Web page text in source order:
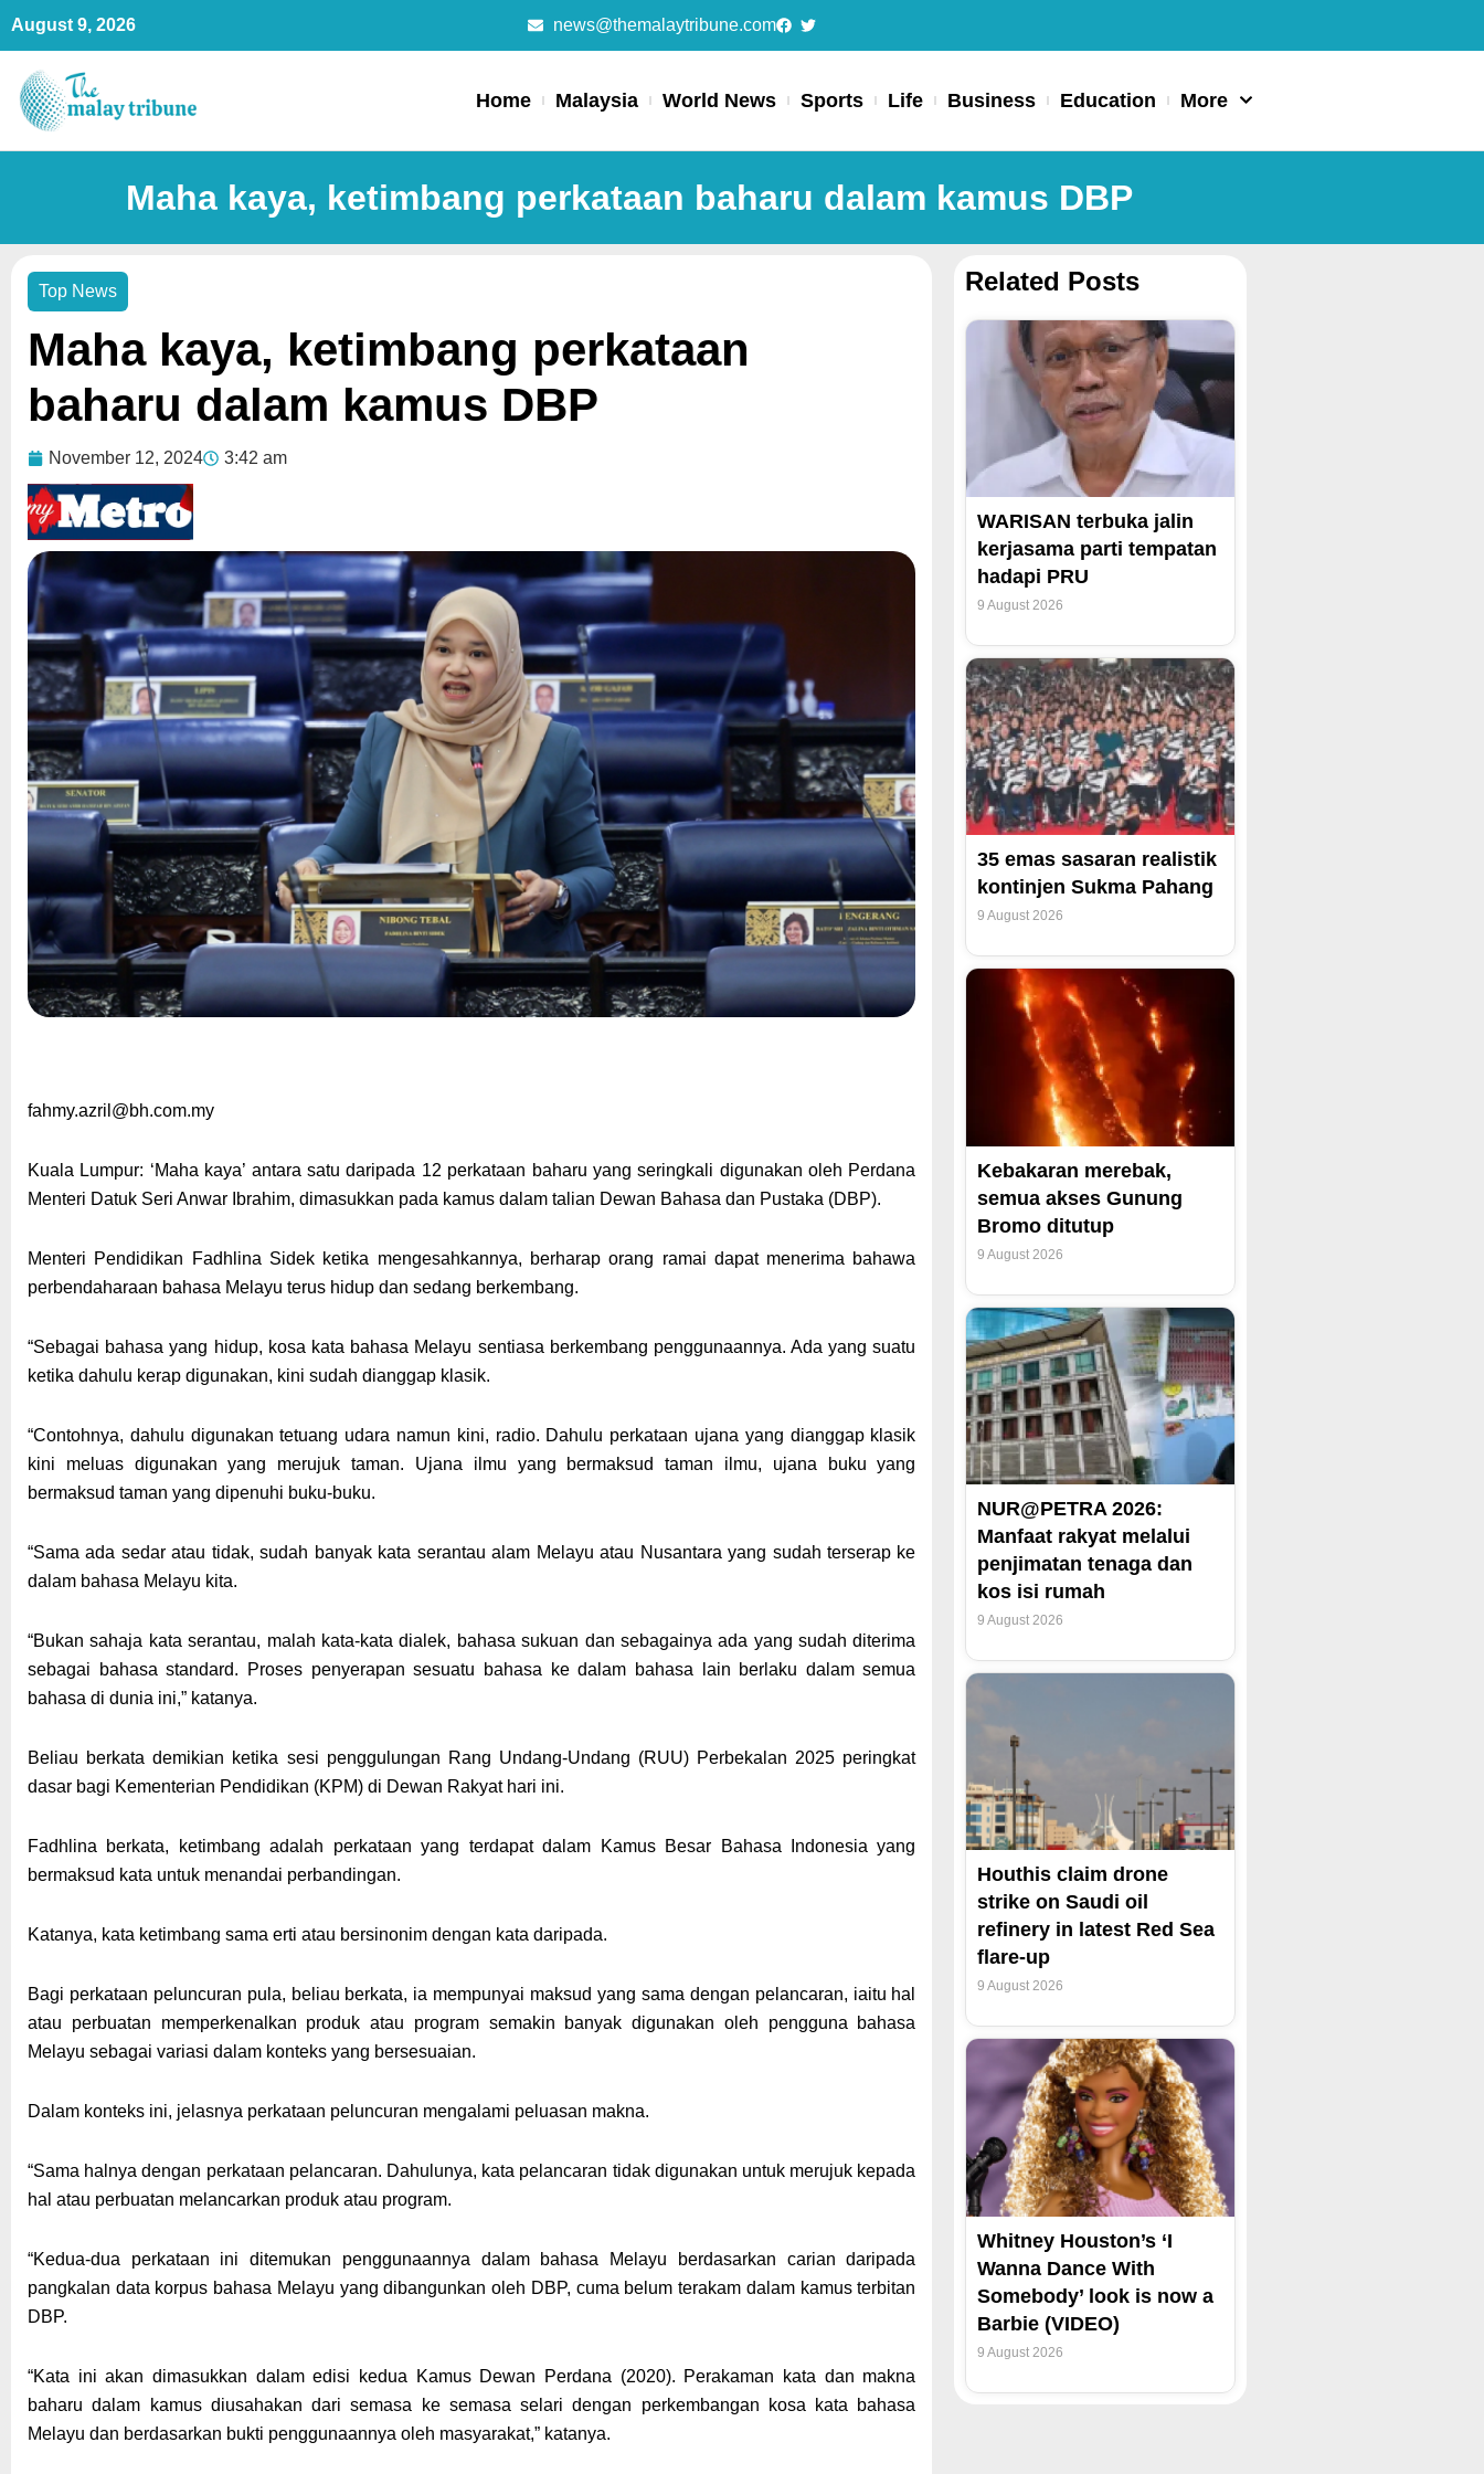
Skip
content
August 9, 2026 news@themalaytribune.com
Home Malaysia World News Sports Life Business Education More
Maha kaya, ketimbang perkataan baharu dalam kamus DBP
Top News
Maha kaya, ketimbang perkataan
baharu dalam kamus DBP
November 12, 2024 3:42 am
fahmy.azril@bh.com.my
Kuala Lumpur: ‘Maha kaya’ antara satu daripada 12 perkataan baharu yang seringkali digunakan oleh Perdana
Menteri Datuk Seri Anwar Ibrahim, dimasukkan pada kamus dalam talian Dewan Bahasa dan Pustaka (DBP).
Menteri Pendidikan Fadhlina Sidek ketika mengesahkannya, berharap orang ramai dapat menerima bahawa
perbendaharaan bahasa Melayu terus hidup dan sedang berkembang.
“Sebagai bahasa yang hidup, kosa kata bahasa Melayu sentiasa berkembang penggunaannya. Ada yang suatu
ketika dahulu kerap digunakan, kini sudah dianggap klasik.
“Contohnya, dahulu digunakan tetuang udara namun kini, radio. Dahulu perkataan ujana yang dianggap klasik
kini meluas digunakan yang merujuk taman. Ujana ilmu yang bermaksud taman ilmu, ujana buku yang
bermaksud taman yang dipenuhi buku-buku.
“Sama ada sedar atau tidak, sudah banyak kata serantau alam Melayu atau Nusantara yang sudah terserap ke
dalam bahasa Melayu kita.
“Bukan sahaja kata serantau, malah kata-kata dialek, bahasa sukuan dan sebagainya ada yang sudah diterima
sebagai bahasa standard. Proses penyerapan sesuatu bahasa ke dalam bahasa lain berlaku dalam semua
bahasa di dunia ini,” katanya.
Beliau berkata demikian ketika sesi penggulungan Rang Undang-Undang (RUU) Perbekalan 2025 peringkat
dasar bagi Kementerian Pendidikan (KPM) di Dewan Rakyat hari ini.
Fadhlina berkata, ketimbang adalah perkataan yang terdapat dalam Kamus Besar Bahasa Indonesia yang
bermaksud kata untuk menandai perbandingan.
Katanya, kata ketimbang sama erti atau bersinonim dengan kata daripada.
Bagi perkataan peluncuran pula, beliau berkata, ia mempunyai maksud yang sama dengan pelancaran, iaitu hal
atau perbuatan memperkenalkan produk atau program semakin banyak digunakan oleh pengguna bahasa
Melayu sebagai variasi dalam konteks yang bersesuaian.
Dalam konteks ini, jelasnya perkataan peluncuran mengalami peluasan makna.
“Sama halnya dengan perkataan pelancaran. Dahulunya, kata pelancaran tidak digunakan untuk merujuk kepada
hal atau perbuatan melancarkan produk atau program.
“Kedua-dua perkataan ini ditemukan penggunaannya dalam bahasa Melayu berdasarkan carian daripada
pangkalan data korpus bahasa Melayu yang dibangunkan oleh DBP, cuma belum terakam dalam kamus terbitan
DBP.
“Kata ini akan dimasukkan dalam edisi kedua Kamus Dewan Perdana (2020). Perakaman kata dan makna
baharu dalam kamus diusahakan dari semasa ke semasa selari dengan perkembangan kosa kata bahasa
Melayu dan berdasarkan bukti penggunaannya oleh masyarakat,” katanya.
Related Posts
WARISAN terbuka jalin
kerjasama parti tempatan
hadapi PRU
9 August 2026
35 emas sasaran realistik
kontinjen Sukma Pahang
9 August 2026
Kebakaran merebak,
semua akses Gunung
Bromo ditutup
9 August 2026
NUR@PETRA 2026:
Manfaat rakyat melalui
penjimatan tenaga dan
kos isi rumah
9 August 2026
Houthis claim drone
strike on Saudi oil
refinery in latest Red Sea
flare-up
9 August 2026
Whitney Houston’s ‘I
Wanna Dance With
Somebody’ look is now a
Barbie (VIDEO)
9 August 2026